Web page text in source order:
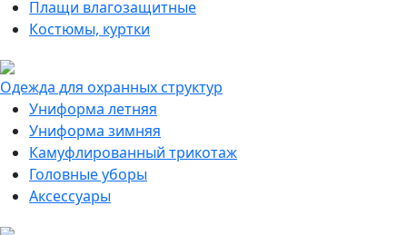
Плащи влагозащитные
Костюмы, куртки
Одежда для охранных структур
Униформа летняя
Униформа зимняя
Камуфлированный трикотаж
Головные уборы
Аксессуары